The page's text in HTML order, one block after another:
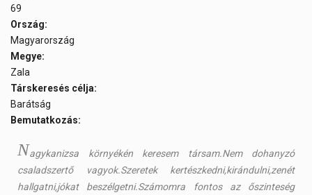
69
Ország:
Magyarország
Megye:
Zala
Társkeresés célja:
Barátság
Bemutatkozás:
Nagykanizsa környékén keresem társam.Nem dohanyzó
csaladszertő vagyok.Szeretek kertészkedni,kirándulni,zenét
hallgatni,jókat beszélgetni.Számomra fontos az őszinteség